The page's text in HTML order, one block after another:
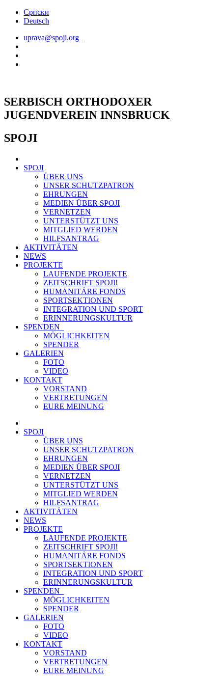
Skip
Српски
Deutsch
uprava@spoji.org
SERBISCH ORTHODOXER
JUGENDVEREIN INNSBRUCK
SPOJI
SPOJI
ÜBER UNS
UNSER SCHUTZPATRON
EHRUNGEN
MEDIEN ÜBER SPOJI
VERNETZEN
UNTERSTÜTZT UNS
MITGLIED WERDEN
HILFSANTRAG
AKTIVITÄTEN
NEWS
PROJEKTE
LAUFENDE PROJEKTE
ZEITSCHRIFT SPOJI!
HUMANITÄRE FONDS
SPORTSEKTIONEN
INTEGRATION UND SPORT
ERINNERUNGSKULTUR
SPENDEN
MÖGLICHKEITEN
SPENDER
GALERIEN
FOTO
VIDEO
KONTAKT
VORSTAND
VERTRETUNGEN
EURE MEINUNG
SPOJI
ÜBER UNS
UNSER SCHUTZPATRON
EHRUNGEN
MEDIEN ÜBER SPOJI
VERNETZEN
UNTERSTÜTZT UNS
MITGLIED WERDEN
HILFSANTRAG
AKTIVITÄTEN
NEWS
PROJEKTE
LAUFENDE PROJEKTE
ZEITSCHRIFT SPOJI!
HUMANITÄRE FONDS
SPORTSEKTIONEN
INTEGRATION UND SPORT
ERINNERUNGSKULTUR
SPENDEN
MÖGLICHKEITEN
SPENDER
GALERIEN
FOTO
VIDEO
KONTAKT
VORSTAND
VERTRETUNGEN
EURE MEINUNG